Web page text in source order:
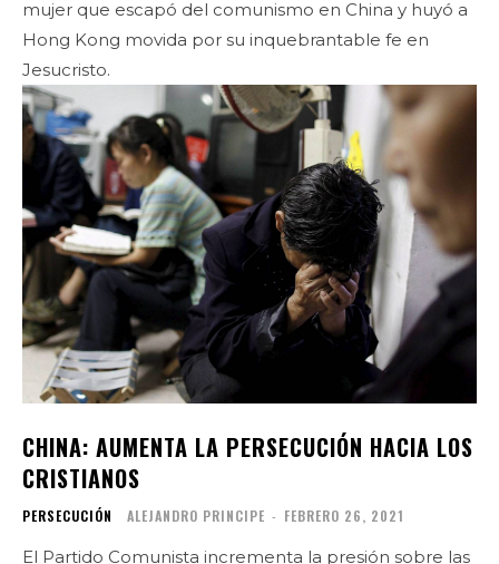
mujer que escapó del comunismo en China y huyó a
Hong Kong movida por su inquebrantable fe en
Jesucristo.
CHINA: AUMENTA LA PERSECUCIÓN HACIA LOS
CRISTIANOS
PERSECUCIÓN ALEJANDRO PRINCIPE - FEBRERO 26, 2021
El Partido Comunista incrementa la presión sobre las